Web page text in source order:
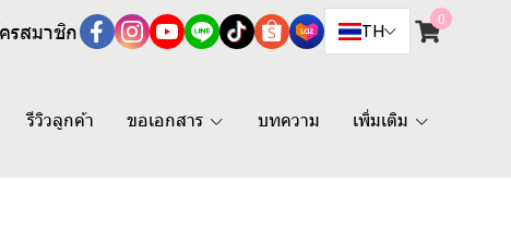
รสมาชิก TH
0
รีวิวลูกค้า ขอเอกสาร บทความ เพิ่มเติม